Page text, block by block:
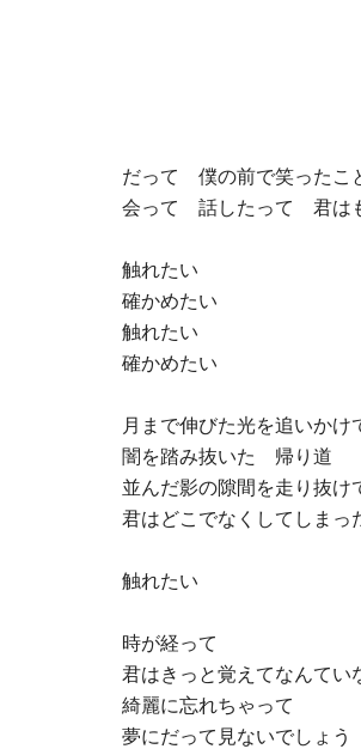
だって 僕の前で笑ったこ
会って 話したって 君は
触れたい
確かめたい
触れたい
確かめたい
月まで伸びた光を追いかけ
闇を踏み抜いた 帰り道
並んだ影の隙間を走り抜け
君はどこでなくしてしまっ
触れたい
時が経って
君はきっと覚えてなんてい
綺麗に忘れちゃって
夢にだって見ないでしょう